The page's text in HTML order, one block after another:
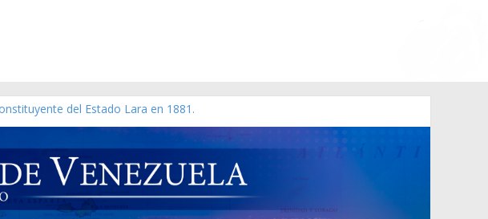
del Estado Lara en 1881.
Caracas 09 de marzo de 2006 N° 38.394